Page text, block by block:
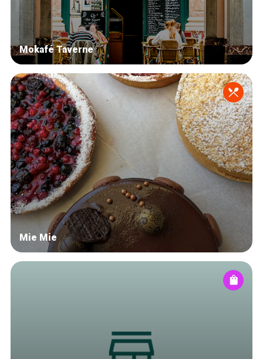
Mokafé Taverne
Mie Mie